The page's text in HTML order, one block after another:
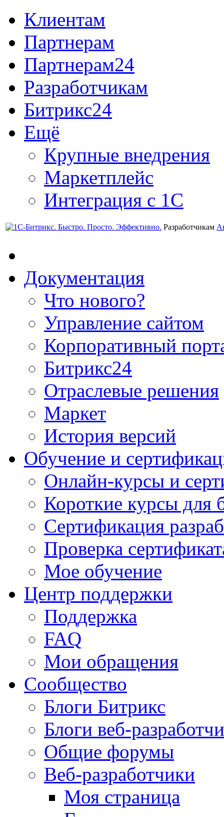
Клиентам
Партнерам
Партнерам24
Разработчикам
Битрикс24
Ещё
Крупные внедрения
Маркетплейс
Интеграция с 1С
Разработчикам
Документация
Что нового?
Управление сайтом
Корпоративный
Битрикс24
Отраслевые решения
Маркет
История версий
Обучение и
Онлайн-курсы и
Короткие курсы для
Сертификация
Проверка
Мое обучение
Центр поддержки
Поддержка
FAQ
Мои обращения
Сообщество
Блоги Битрикс
Блоги веб-
Общие форумы
Веб-разработчики
Моя страница